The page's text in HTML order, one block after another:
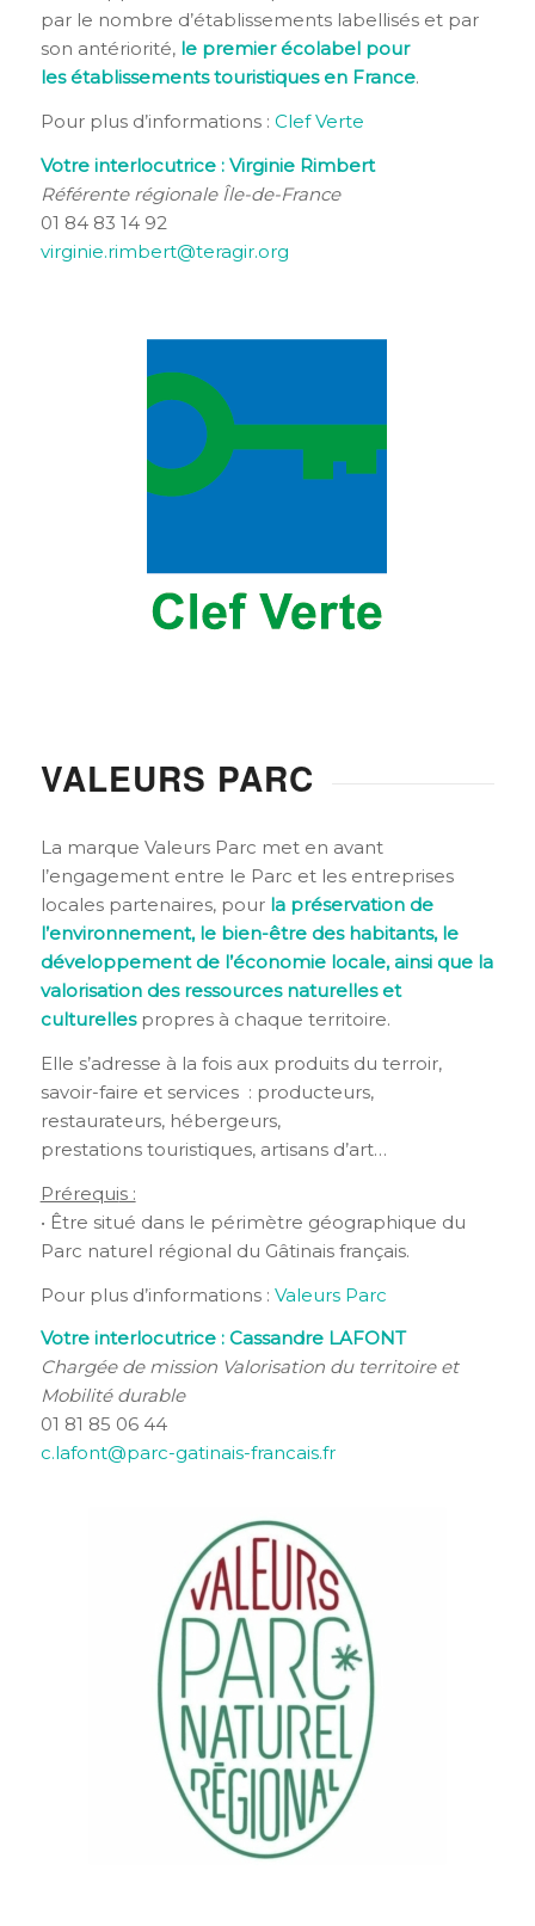
par le nombre d’établissements labellisés et par
son antériorité,le premier écolabel pour
les établissements touristiques en France.
Pour plus d’informations : Clef Verte
Votre interlocutrice : Virginie Rimbert
Référente régionale Île-de-France
01 84 83 14 92
virginie.rimbert@teragir.org
VALEURS PARC
La marque Valeurs Parc met en avant
l’engagement entre le Parc et les entreprises
locales partenaires, pour la préservation de
l’environnement, le bien-être des habitants, le
développement de l’économie locale, ainsi que la
valorisation des ressources naturelles et
culturellespropres à chaque territoire.
Elle s’adresse à la fois aux produits du terroir,
savoir-faire et services : producteurs,
restaurateurs, hébergeurs,
prestations touristiques, artisans d’art…
Prérequis :
• Être situé dans le périmètre géographique du
Parc naturel régional du Gâtinais français.
Pour plus d’informations : Valeurs Parc
Votre interlocutrice : Cassandre LAFONT
Chargée de mission Valorisation du territoire et
Mobilité durable
01 81 85 06 44
c.lafont@parc-gatinais-francais.fr